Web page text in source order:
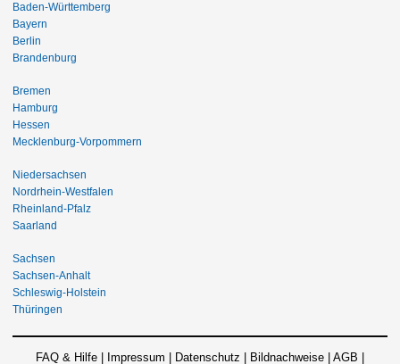
Baden-Württemberg
Bayern
Berlin
Brandenburg
Bremen
Hamburg
Hessen
Mecklenburg-Vorpommern
Niedersachsen
Nordrhein-Westfalen
Rheinland-Pfalz
Saarland
Sachsen
Sachsen-Anhalt
Schleswig-Holstein
Thüringen
FAQ & Hilfe Impressum Datenschutz Bildnachweise AGB